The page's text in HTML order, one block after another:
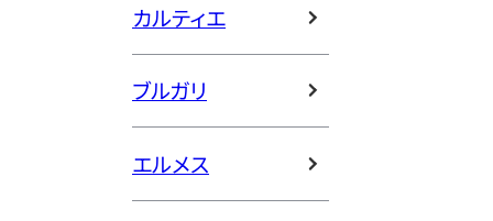
カルティエ
ブルガリ
エルメス